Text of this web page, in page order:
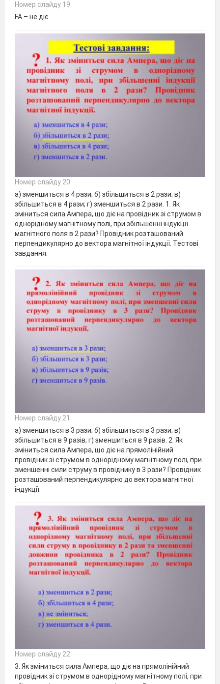
Номер слайду 19
FA – не діє
Номер слайду 20
а) зменшиться в 4 рази; б) збільшиться в 2 рази; в)
збільшиться в 4 рази; г) зменшиться в 2 рази. 1. Як
зміниться сила Ампера, що діє на провідник зі струмом в
однорідному магнітному полі, при збільшенні індукції
магнітного поля в 2 рази? Провідник розташований
перпендикулярно до вектора магнітної індукції. Тестові
завдання:
Номер слайду 21
а) зменшиться в 3 рази; б) збільшиться в 3 рази; в)
збільшиться в 9 разів; г) зменшиться в 9 разів. 2. Як
зміниться сила Ампера, що діє на прямолінійний
провідник зі струмом в однорідному магнітному полі, при
зменшенні сили струму в провіднику в 3 рази? Провідник
розташований перпендикулярно до вектора магнітної
індукції.
Номер слайду 22
3. Як зміниться сила Ампера, що діє на прямолінійний
провідник зі струмом в однорідному магнітному полі, при